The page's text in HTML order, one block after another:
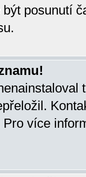
posunutí
více